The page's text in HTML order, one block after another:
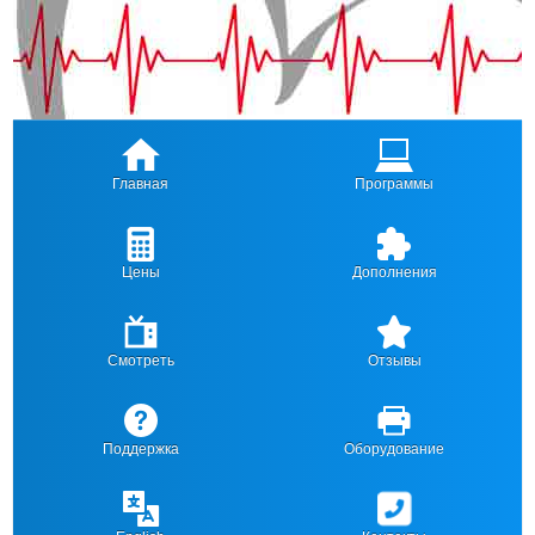
Главная Программы
Цены Дополнения
Смотреть Отзывы
Поддержка Оборудование